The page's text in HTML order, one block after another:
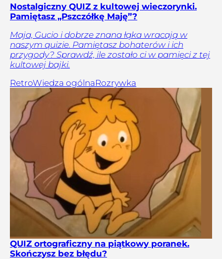
Nostalgiczny QUIZ z kultowej wieczorynki.
Pamiętasz „Pszczółkę Maję”?
Maja, Gucio i dobrze znana łąka wracają w
naszym quizie. Pamiętasz bohaterów i ich
przygody? Sprawdź, ile zostało ci w pamięci z tej
kultowej bajki.
RetroWiedza ogólnaRozrywka
QUIZ ortograficzny na piątkowy poranek.
Skończysz bez błędu?